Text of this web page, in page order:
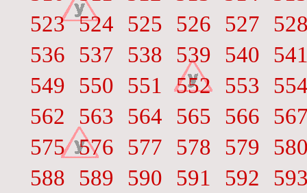
523 524 525 526 527
536
537 538 539 540
549
550 551 552 553
562
563 564 565 566
575 576 577 578 579
588
589 590 591 592